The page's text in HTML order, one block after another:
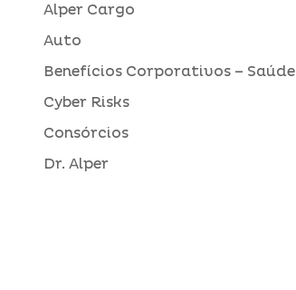
Alper Cargo
Auto
Benefícios Corporativos – Saúde
Cyber Risks
Consórcios
Dr. Alper